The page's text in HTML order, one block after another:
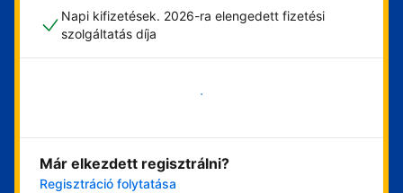
Napi kifizetések. 2026-ra elengedett fizetési
szolgáltatás díja
Vágjon bele most
Már elkezdett regisztrálni?
Regisztráció folytatása